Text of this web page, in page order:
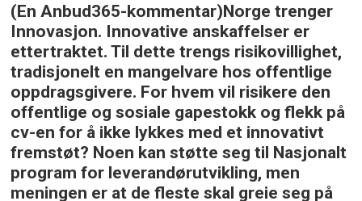
(En Anbud365-kommentar)Norge trenger
Innovasjon. Innovative anskaffelser er
ettertraktet. Til dette trengs risikovillighet,
tradisjonelt en mangelvare hos offentlige
oppdragsgivere. For hvem vil risikere den
offentlige og sosiale gapestokk og flekk på
cv-en for å ikke lykkes med et innovativt
fremstøt? Noen kan støtte seg til Nasjonalt
program for leverandørutvikling, men
meningen er at de fleste skal greie seg på